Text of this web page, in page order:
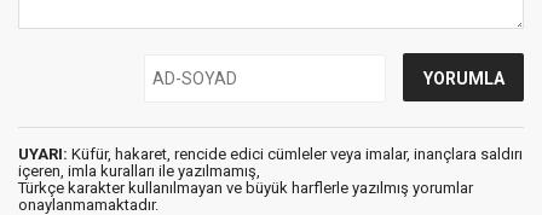
UYARI: Küfür, hakaret, rencide edici cümleler veya imalar, inançlara saldırı
içeren, imla kuralları ile yazılmamış,
Türkçe karakter kullanılmayan ve büyük harflerle yazılmış yorumlar
onaylanmamaktadır.